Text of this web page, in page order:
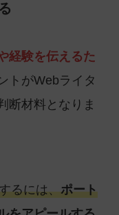
経験を伝えるた
トがWebライタ
断材料となりま
るには、ポート